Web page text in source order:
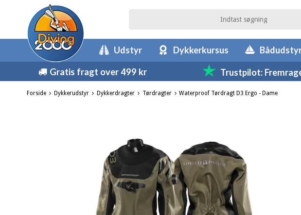
Udstyr Dykkerkursus
Gratis fragt over 499 kr Trustpilot:
Forside Dykkerudstyr Dykkerdragter Tørdragter Waterproof Tørdragt D3 Ergo - Dame